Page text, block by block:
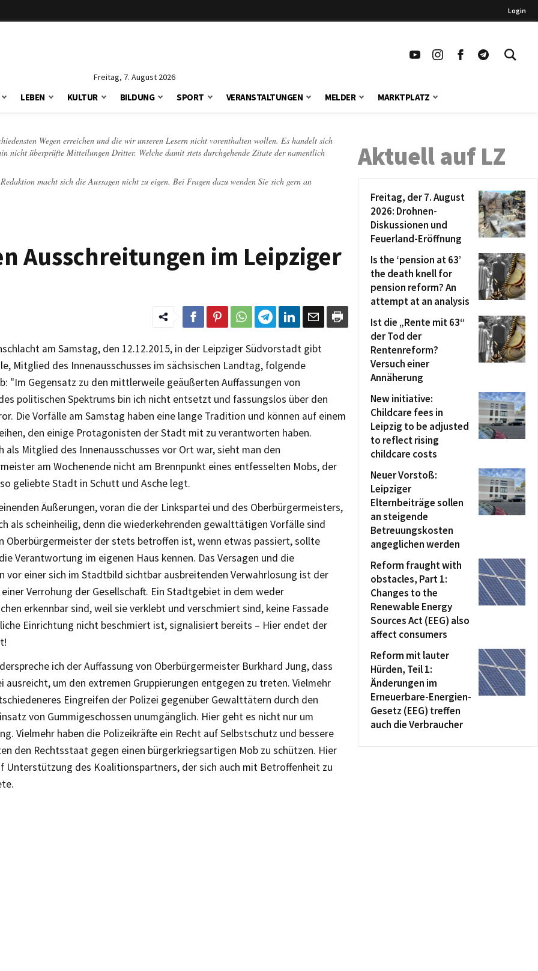
Login
Freitag, 7. August 2026
LEBEN KULTUR BILDUNG SPORT VERANSTALTUNGEN MELDER MARKTPLATZ
Wegen erreichen und die wir unseren Lesern nicht vorenthalten wollen. Es handelt sich
nicht überprüfte Mitteilungen Dritter. Welche damit stets durchgehende Zitate der namentlich
macht sich die Aussagen nicht zu eigen. Bei Fragen dazu wenden Sie sich gern an
Ausschreitungen im Leipziger
am Samstag, den 12.12.2015, in der Leipziger Südvorstadt gibt
Mitglied des Innenausschusses im sächsischen Landtag, folgende
"Im Gegensatz zu den mittlerweile geäußerten Auffassungen von
politischen Spektrums bin ich nicht entsetzt und fassungslos über den
Die Vorfälle am Samstag haben eine lange Tradition und können auf einem
den einige Protagonisten der Stadt mit zu verantworten haben.
als Mitglied des Innenausschusses vor Ort war, sieht man den
am Wochenende nicht am Brennpunkt eines entfesselten Mobs, der
geliebte Stadt in Schutt und Asche legt.
Äußerungen, voran die der Linkspartei und des Oberbürgermeisters,
als scheinheilig, denn die wiederkehrenden gewalttätigen Vorfälle sind
Oberbürgermeister der stets betroffen ist, wenn etwas passiert, sollte
Verantwortung im eigenen Haus kennen. Das Versagen und die
vor einer sich im Stadtbild sichtbar ausbreitenden Verwahrlosung ist der
Verrohung der Gesellschaft. Ein Stadtgebiet in dem weder
erkennbar sind, weil sie verklebt und verschmiert sind, keine Fassade
Einrichtung nicht beschmiert ist, signalisiert bereits – Hier endet der
ich der Auffassung von Oberbürgermeister Burkhard Jung, dass
ausreicht, um den extremen Gruppierungen entgegen zu treten. Vielmehr
Eingreifen der Polizei gegenüber Gewalttätern durch den
von Gummigeschossen unumgänglich. Hier geht es nicht nur um
Vielmehr haben die Polizeikräfte ein Recht auf Selbstschutz und bessere
den Rechtsstaat gegen einen bürgerkriegsartigen Mob zu schützen. Hier
Unterstützung des Koalitionspartners, der sich auch mit Betroffenheit zu
Aktuell auf LZ
Freitag, der 7. August
2026: Drohnen-
Diskussionen und
Feuerland-Eröffnung
Is the ‘pension at 63’
the death knell for
pension reform? An
attempt at an analysis
Ist die „Rente mit 63“
der Tod der
Rentenreform?
Versuch einer
Annäherung
New initiative:
Childcare fees in
Leipzig to be adjusted
to reflect rising
childcare costs
Neuer Vorstoß:
Leipziger
Elternbeiträge sollen
an steigende
Betreuungskosten
angeglichen werden
Reform fraught with
obstacles, Part 1:
Changes to the
Renewable Energy
Sources Act (EEG) also
affect consumers
Reform mit lauter
Hürden, Teil 1:
Änderungen im
Erneuerbare-Energien-
Gesetz (EEG) treffen
auch die Verbraucher